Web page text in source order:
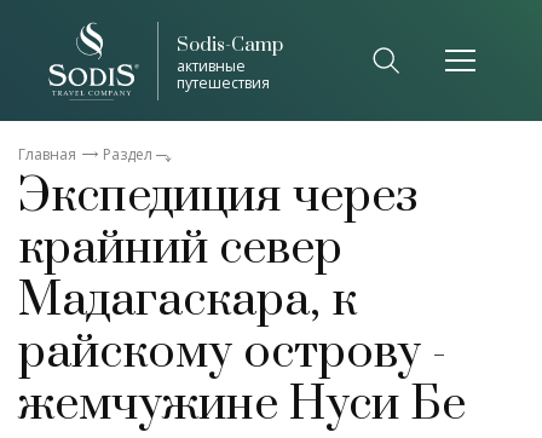
Sodis-Camp
активные
путешествия
Главная Раздел
Экспедиция через
крайний север
Мадагаскара, к
райскому острову -
жемчужине Нуси Бе